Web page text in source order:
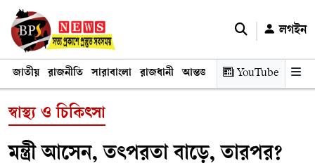
লগইন
জাতীয় রাজনীতি সারাবাংলা রাজধানী আন্তর্জাতিক অর্থনীতি তথ্য
YouTube
স্বাস্থ্য ও চিকিৎসা
মন্ত্রী আসেন, তৎপরতা বাড়ে, তারপর?